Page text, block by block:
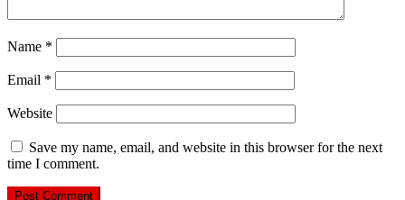
Name *
Email *
Website
Save my name, email, and website in this browser for the next
time I comment.